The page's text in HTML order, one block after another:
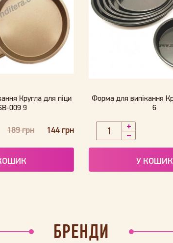
Кругла для піци
009 9
189 грн 144 грн
Форма для випікання
6
У КОШИК
БРЕНДИ